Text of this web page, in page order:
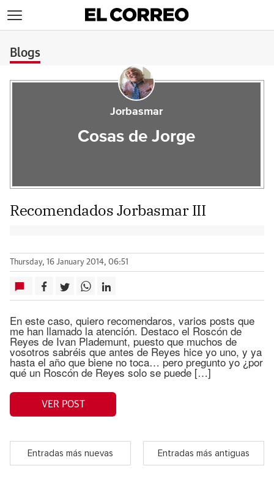
Blogs
Jorbasmar
Cosas de Jorge
Recomendados Jorbasmar III
Thursday, 16 January 2014, 06:51
En este caso, quiero recomendaros, varios posts que
me han llamado la atención. Destaco el Roscón de
Reyes de Ivan Plademunt, puesto que muchos de
vosotros sabréis que antes de Reyes hice yo uno, y ya
hasta el año que biene no toca… pero pregunto yo ¿por
qué un Roscón de Reyes solo se puede […]
VER POST
Entradas más nuevas Entradas más antiguas